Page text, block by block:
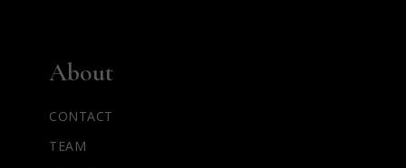
About
CONTACT
TEAM